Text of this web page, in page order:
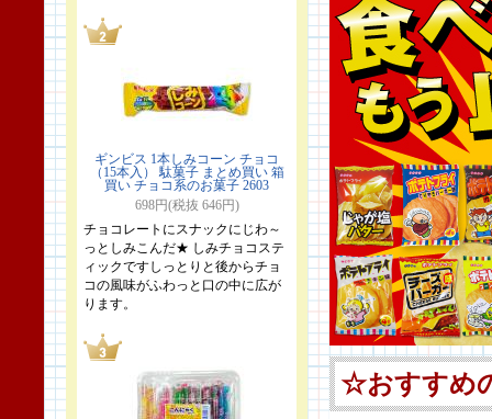
ギンビス 1本しみコーン チョコ
（15本入） 駄菓子 まとめ買い 箱
買い チョコ系のお菓子 2603
698円(税抜 646円)
チョコレートにスナックにじわ～
っとしみこんだ★ しみチョコステ
ィックですしっとりと後からチョ
コの風味がふわっと口の中に広が
ります。